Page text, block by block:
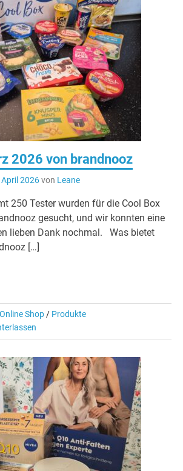
2026 von brandnooz
April 2026von Leane
250 Tester wurden für die Cool Box
gesucht, und wir konnten eine
lieben Dank nochmal. Was bietet
[…]
Online Shop/ Produkte